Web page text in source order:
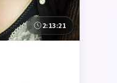
2:13:21